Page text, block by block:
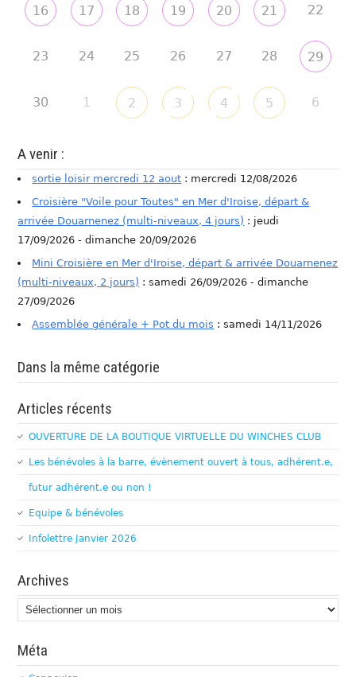
16 17 18 19 20 21 22
23 24 25 26 27 28 29
30 1 2 3 4 5 6
A venir :
sortie loisir mercredi 12 aout : mercredi 12/08/2026
Croisière "Voile pour Toutes" en Mer d'Iroise, départ &
arrivée Douarnenez (multi-niveaux, 4 jours) : jeudi
17/09/2026 - dimanche 20/09/2026
Mini Croisière en Mer d'Iroise, départ & arrivée Douarnenez
(multi-niveaux, 2 jours) : samedi 26/09/2026 - dimanche
27/09/2026
Assemblée générale + Pot du mois : samedi 14/11/2026
Dans la même catégorie
Articles récents
OUVERTURE DE LA BOUTIQUE VIRTUELLE DU WINCHES CLUB
Les bénévoles à la barre, évènement ouvert à tous, adhérent.e,
futur adhérent.e ou non !
Equipe & bénévoles
Infolettre Janvier 2026
Archives
Archives
Méta